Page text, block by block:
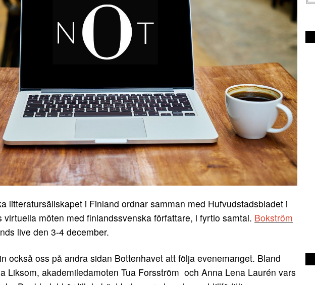
litteratursällskapet i Finland ordnar samman med Hufvudstadsbladet i
virtuella möten med finlandssvenska författare, i fyrtio samtal. Bokström
live den 3-4 december.
också oss på andra sidan Bottenhavet att följa evenemanget. Bland
Liksom, akademiledamoten Tua Forsström och Anna Lena Laurén vars